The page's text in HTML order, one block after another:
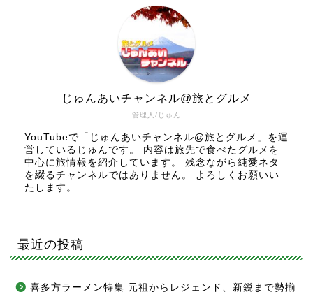
管理人/じゅん
じゅんあいチャンネル@旅とグルメ
YouTubeで「じゅんあいチャンネル@旅とグルメ」を運
営しているじゅんです。 内容は旅先で食べたグルメを
中心に旅情報を紹介しています。 残念ながら純愛ネタ
を綴るチャンネルではありません。 よろしくお願いい
たします。
最近の投稿
喜多方ラーメン特集 元祖からレジェンド、新鋭まで勢揃